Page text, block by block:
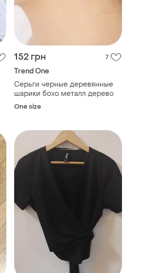
152 грн 7
Trend One
Серьги черные деревянные
шарики бохо металл дерево
One size